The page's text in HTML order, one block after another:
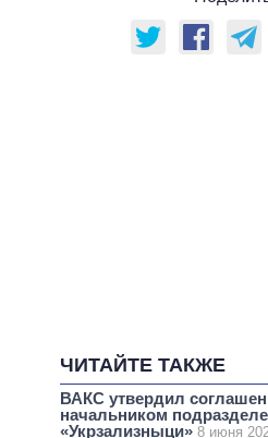
ЧИТАЙТЕ ТАКЖЕ
ВАКС утвердил
начальником
«Укрзализныци» 8 июня